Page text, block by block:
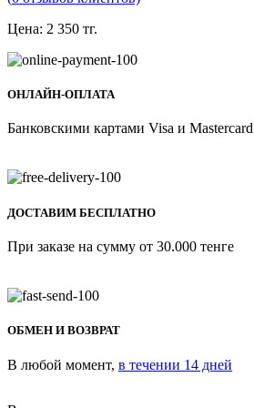
Цена: 2 350 тг.
ОНЛАЙН-ОПЛАТА
Банковскими картами Visa и Mastercard
ДОСТАВИМ БЕСПЛАТНО
При заказе на сумму от 30.000 тенге
ОБМЕН И ВОЗВРАТ
В любой момент, в течении 14 дней